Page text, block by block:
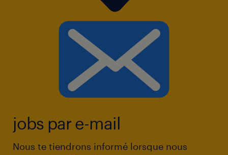
jobs par e-mail
Nous te tiendrons informé lorsque nous